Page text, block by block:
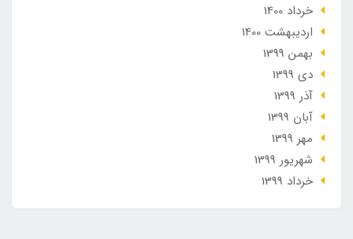
خرداد 1400
ارديبهشت 1400
بهمن 1399
دی 1399
آذر 1399
آبان 1399
مهر 1399
شهریور 1399
خرداد 1399